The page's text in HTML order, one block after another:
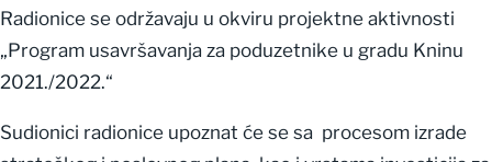
Radionice se održavaju u okviru projektne aktivnosti
„Program usavršavanja za poduzetnike u gradu Kninu
2021./2022.“
Sudionici radionice upoznat će se sa procesom izrade